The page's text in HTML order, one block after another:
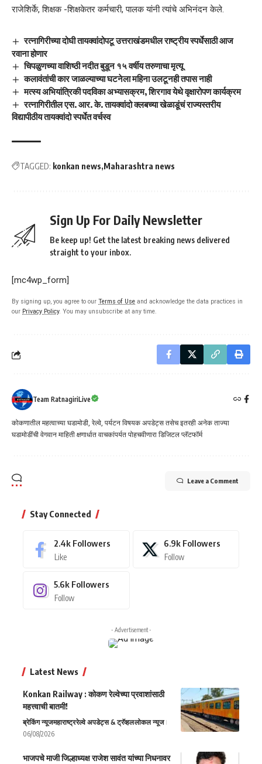
राजेशिर्के, शिक्षक -शिक्षकेतर कर्मचारी, पालक यांनी त्यांचे अभिनंदन केले.
रत्नागिरीच्या दोघी तायक्वांदोपटू उत्तराखंडमधील राष्ट्रीय स्पर्धेसाठी आज
रवाना होणार
चिपळुणच्या वाशिष्ठी नदीत बुडून १५ वर्षीय तरुणाचा मृत्यू
कलावंतांची कार जाळल्याच्या घटनेला महिना उलटूनही तपास नाही
मत्स्य अभियांत्रिकी पदविका अभ्यासक्रम, शिरगाव येथे वृक्षारोपण कार्यक्रम
रत्नागिरीतील एस. आर. के. तायक्वांदो क्लबच्या खेळाडूंचं राज्यस्तरीय
विद्यापीठीय तायक्वांदो स्पर्धेत वर्चस्व
TAGGED: konkan news Maharashtra news
Sign Up For Daily Newsletter
Be keep up! Get the latest breaking news delivered
straight to your inbox.
[mc4wp_form]
By signing up, you agree to our Terms of Use and acknowledge the data practices in
our Privacy Policy. You may unsubscribe at any time.
Team RatnagiriLive
कोकणातील महत्वाच्या घडामोडी, रेल्वे, पर्यटन विषयक अपडेट्स तसेच इतरही अनेक ताज्या
घडामोडींची वेगवान माहिती क्षणार्धात वाचकांपर्यत पोहचवीणारा डिजिटल प्लॅटफॉर्म
Leave a Comment
Stay Connected
2.4k Followers
Like
6.9k Followers
Follow
5.6k Followers
Follow
- Advertisement -
Latest News
Konkan Railway : कोकण रेल्वेच्या प्रवाशांसाठी
महत्त्वाची बातमी!
ब्रेकिंग न्यूजमहाराष्ट्ररेल्वे अपडेट्स & ट्रॅव्हललोकल न्यूज
06/08/2026
भाजपचे माजी जिल्हाध्यक्ष राजेश सावंत यांच्या निधनावर